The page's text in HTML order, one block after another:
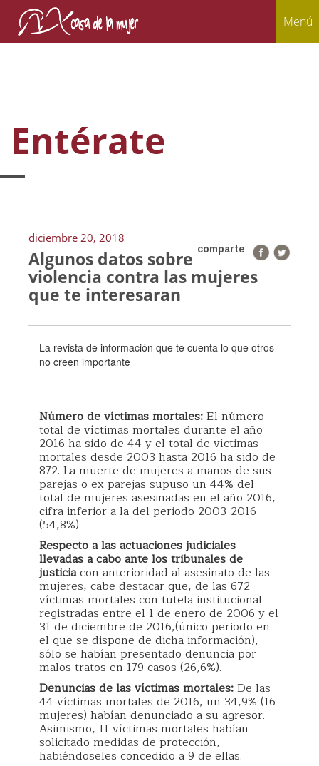
Menú
Entérate
diciembre 20, 2018
comparte
Algunos datos sobre
violencia contra las mujeres
que te interesaran
La revista de información que te cuenta lo que otros
no creen importante
Número de víctimas mortales:El número
total de víctimas mortales durante el año
2016 ha sido de 44 y el total de víctimas
mortales desde 2003 hasta 2016 ha sido de
872. La muerte de mujeres a manos de sus
parejas o ex parejas supuso un 44% del
total de mujeres asesinadas en el año 2016,
cifra inferior a la del periodo 2003-2016
(54,8%).
Respecto a las actuaciones judiciales
llevadas a cabo ante los tribunales de
justiciacon anterioridad al asesinato de las
mujeres, cabe destacar que, de las 672
víctimas mortales con tutela institucional
registradas entre el 1 de enero de 2006 y el
31 de diciembre de 2016,(único periodo en
el que se dispone de dicha información),
sólo se habían presentado denuncia por
malos tratos en 179 casos (26,6%).
Denuncias de las víctimas mortales:De las
44 víctimas mortales de 2016, un 34,9% (16
mujeres) habían denunciado a su agresor.
Asimismo, 11 víctimas mortales habían
solicitado medidas de protección,
habiéndoseles concedido a 9 de ellas.